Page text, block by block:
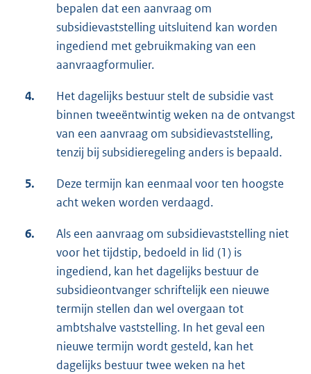
bepalen dat een aanvraag om
subsidievaststelling uitsluitend kan worden
ingediend met gebruikmaking van een
aanvraagformulier.
4.
Het dagelijks bestuur stelt de subsidie vast
binnen tweeëntwintig weken na de ontvangst
van een aanvraag om subsidievaststelling,
tenzij bij subsidieregeling anders is bepaald.
5.
Deze termijn kan eenmaal voor ten hoogste
acht weken worden verdaagd.
6.
Als een aanvraag om subsidievaststelling niet
voor het tijdstip, bedoeld in lid (1) is
ingediend, kan het dagelijks bestuur de
subsidieontvanger schriftelijk een nieuwe
termijn stellen dan wel overgaan tot
ambtshalve vaststelling. In het geval een
nieuwe termijn wordt gesteld, kan het
dagelijks bestuur twee weken na het